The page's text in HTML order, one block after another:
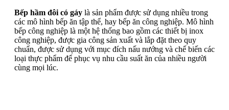
Bếp hầm đôi có gáy là sản phẩm được sử dụng nhiều trong
các mô hình bếp ăn tập thể, hay bếp ăn công nghiệp. Mô hình
bếp công nghiệp là một hệ thống bao gồm các thiết bị inox
công nghiệp, được gia công sản xuất và lắp đặt theo quy
chuẩn, được sử dụng với mục đích nấu nướng và chế biến các
loại thực phẩm để phục vụ nhu cầu suất ăn của nhiều người
cùng mọi lúc.